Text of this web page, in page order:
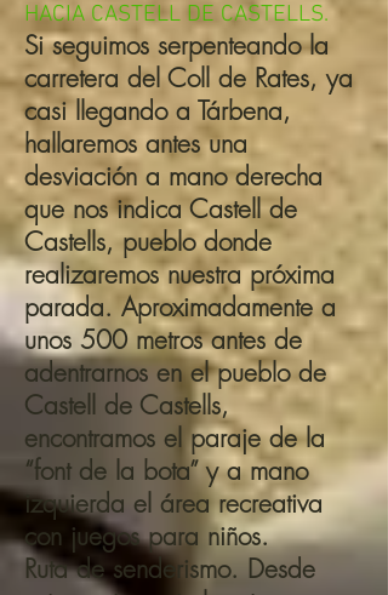
HACIA CASTELL DE CASTELLS.
Si seguimos serpenteando la
carretera del Coll de Rates, ya
casi llegando a Tárbena,
hallaremos antes una
desviación a mano derecha
que nos indica Castell de
Castells, pueblo donde
realizaremos nuestra próxima
parada. Aproximadamente a
unos 500 metros antes de
adentrarnos en el pueblo de
Castell de Castells,
encontramos el paraje de la
“font de la bota” y a mano
izquierda el área recreativa
con juegos para niños.
Ruta de senderismo. Desde